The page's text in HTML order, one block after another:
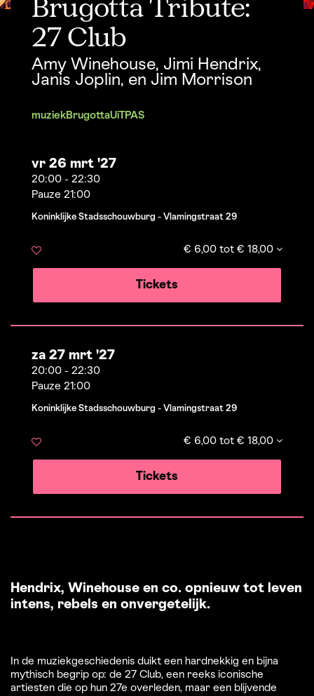
Brugotta Tribute:
27 Club
Amy Winehouse, Jimi Hendrix,
Janis Joplin, en Jim Morrison
muziekBrugottaUiTPAS
vr 26 mrt '27
20:00 - 22:30
Pauze 21:00
Koninklijke Stadsschouwburg - Vlamingstraat 29
€ 6,00 tot € 18,00
Tickets
za 27 mrt '27
20:00 - 22:30
Pauze 21:00
Koninklijke Stadsschouwburg - Vlamingstraat 29
€ 6,00 tot € 18,00
Tickets
Hendrix, Winehouse en co. opnieuw tot leven
intens, rebels en onvergetelijk.
In de muziekgeschiedenis duikt een hardnekkig en bijna
mythisch begrip op: de 27 Club, een reeks iconische
artiesten die op hun 27e overleden, maar een blijvende